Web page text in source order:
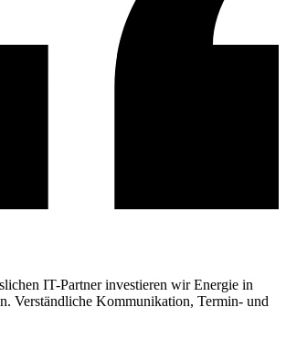
IT-Partner investieren wir Energie in
Verständliche Kommunikation, Termin- und